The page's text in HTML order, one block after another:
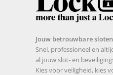
Jouw betrouwbare
Snel, professioneel en
al jouw slot- en
Kies voor veiligheid, kies